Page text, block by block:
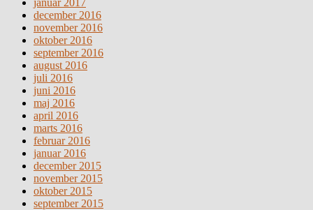
december 2016
november 2016
oktober 2016
september 2016
august 2016
juli 2016
juni 2016
maj 2016
april 2016
marts 2016
februar 2016
januar 2016
december 2015
november 2015
oktober 2015
september 2015